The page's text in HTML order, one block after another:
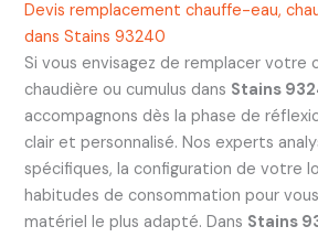
Devis remplacement chauffe-eau,
dans Stains 93240
Si vous envisagez de remplacer votre
chaudière ou cumulus dans Stains
accompagnons dès la phase de
clair et personnalisé. Nos experts
spécifiques, la configuration de votre
habitudes de consommation pour
matériel le plus adapté. Dans Stains